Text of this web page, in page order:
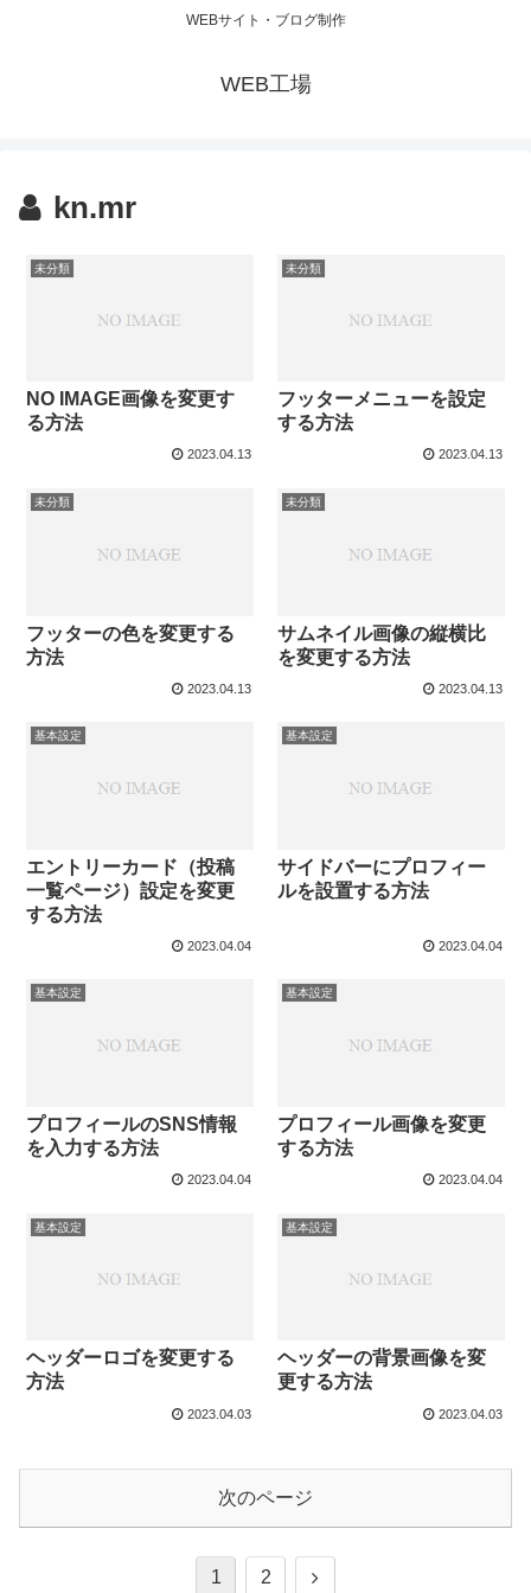
WEBサイト・ブログ制作
WEB工場
kn.mr
未分類
NO IMAGE画像を変更す
る方法
2023.04.13
未分類
フッターメニューを設定
する方法
2023.04.13
未分類
フッターの色を変更する
方法
2023.04.13
未分類
サムネイル画像の縦横比
を変更する方法
2023.04.13
基本設定
エントリーカード（投稿
一覧ページ）設定を変更
する方法
2023.04.04
基本設定
サイドバーにプロフィー
ルを設置する方法
2023.04.04
基本設定
プロフィールのSNS情報
を入力する方法
2023.04.04
基本設定
プロフィール画像を変更
する方法
2023.04.04
基本設定
ヘッダーロゴを変更する
方法
2023.04.03
基本設定
ヘッダーの背景画像を変
更する方法
2023.04.03
次のページ
1 2